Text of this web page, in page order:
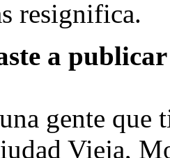
resignifica.
a
gente que
Vieja,